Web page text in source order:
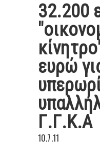
32.200
ευρώ
Γ.Γ.Κ.Α
10.7.11